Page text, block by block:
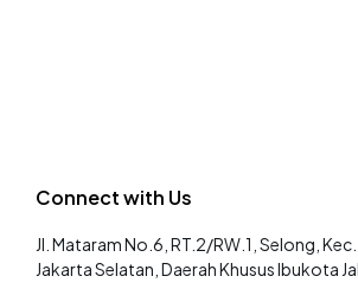
Connect with Us
Jl. Mataram No.6, RT.2/RW.1, Selong,
Jakarta Selatan, Daerah Khusus Ibukota